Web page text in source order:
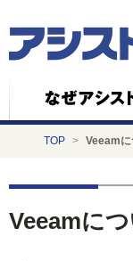
TOP > Veeam
Veeamに